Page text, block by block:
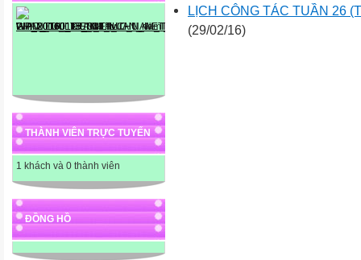
THÀNH VIÊN TRỰC TUYẾN
1 khách và 0 thành viên
ĐỒNG HỒ
LỊCH CÔNG TÁC TUẦN 26
(29/02/16)